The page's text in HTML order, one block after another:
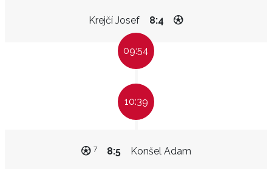
Krejčí Josef 8:4
09:54
10:39
Konšel Adam
8:5
7